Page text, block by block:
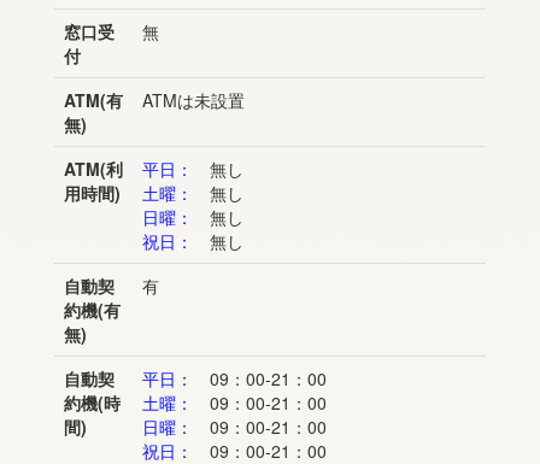
窓口受
付
無
ATM(有
無)
ATMは未設置
ATM(利
用時間)
平日：
無し
土曜：
無し
日曜：
無し
祝日：
無し
自動契
約機(有
無)
有
自動契
約機(時
間)
平日：
09：00-21：00
土曜：
09：00-21：00
日曜：
09：00-21：00
祝日：
09：00-21：00